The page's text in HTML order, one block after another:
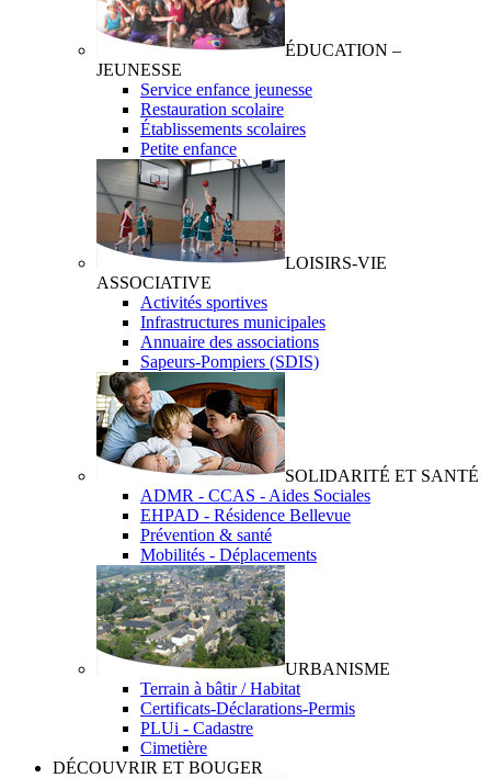
ÉDUCATION –
JEUNESSE
Service enfance jeunesse
Restauration scolaire
Établissements scolaires
Petite enfance
LOISIRS-VIE
ASSOCIATIVE
Activités sportives
Infrastructures municipales
Annuaire des associations
Sapeurs-Pompiers (SDIS)
SOLIDARITÉ ET SANTÉ
ADMR - CCAS - Aides Sociales
EHPAD - Résidence Bellevue
Prévention & santé
Mobilités - Déplacements
URBANISME
Terrain à bâtir / Habitat
Certificats-Déclarations-Permis
PLUi - Cadastre
Cimetière
DÉCOUVRIR ET BOUGER